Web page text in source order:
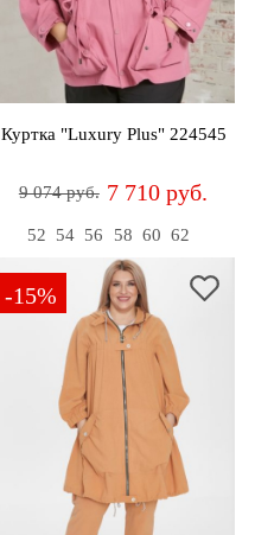
Куртка "Luxury Plus" 224545
9 074 руб. 7 710 руб.
52 54 56 58 60 62
-15%